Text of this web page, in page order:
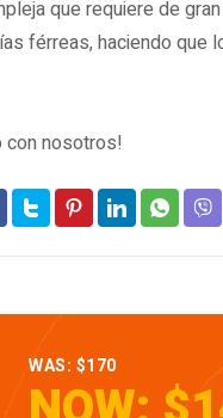
que requiere de gran
férreas, haciendo que
con nosotros!
WAS: $170